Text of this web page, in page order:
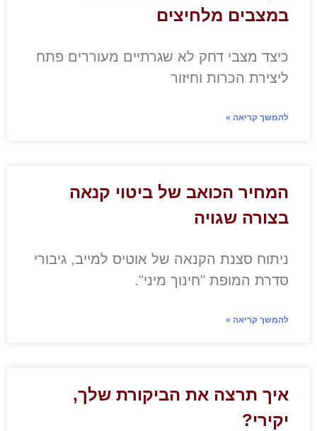
במצבים מלחיצים
כיצד מצבי דחק לא שגרתיים מעוררים פתח
ליצירת הכרות וחיזור
להמשך קריאה »
המחיר הכואב של ביטוי קנאה
בצורה שגויה
ניתוח סצנת הקנאה של אוטיס למייב, גיבורי
סדרת המופת "חינוך מיני".
להמשך קריאה »
איך תרצה את הביקורת שלך,
יקירי?